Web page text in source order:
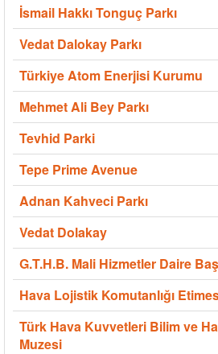
İsmail Hakkı Tonguç Parkı
Vedat Dalokay Parkı
Türkiye Atom Enerjisi Kurumu
Mehmet Ali Bey Parkı
Tevhid Parki
Tepe Prime Avenue
Adnan Kahveci Parkı
Vedat Dolakay
G.T.H.B. Mali Hizmetler Daire
Hava Lojistik Komutanlığı
Türk Hava Kuvvetleri Bilim ve
Muzesi